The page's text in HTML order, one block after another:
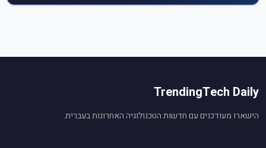
TrendingTech Daily
הישארו מעודכנים עם חדשות הטכנולוגיה האחרונות בעברית.